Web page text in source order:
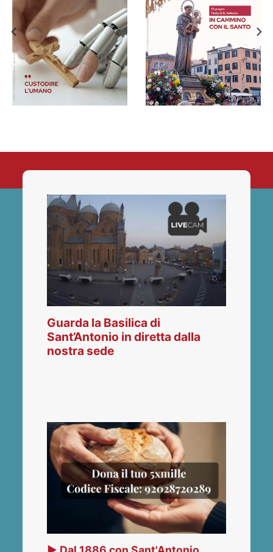
Guarda la Basilica di
Sant’Antonio in diretta dalla
nostra sede